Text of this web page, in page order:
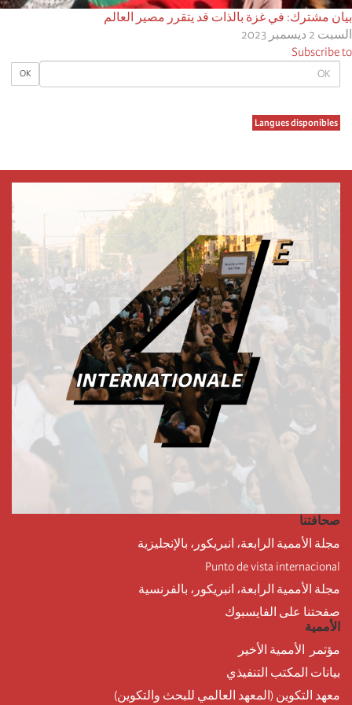
OK
OK
Langues disponibles
بيان مشترك: في غزة بالذات قد يتقرر مصير العالم
السبت 2 ديسمبر 2023
Subscribe to
صحافتنا
مجلة الأممية الرابعة، انبريكور، بالإنجليزية
Punto de vista internacional
مجلة الأممية الرابعة، انبريكور، بالفرنسية
صفحتنا على الفايسبوك
الأممية
مؤتمر الأممية الأخير
بيانات المكتب التنفيذي
معهد التكوين (المعهد العالمي للبحث والتكوين)